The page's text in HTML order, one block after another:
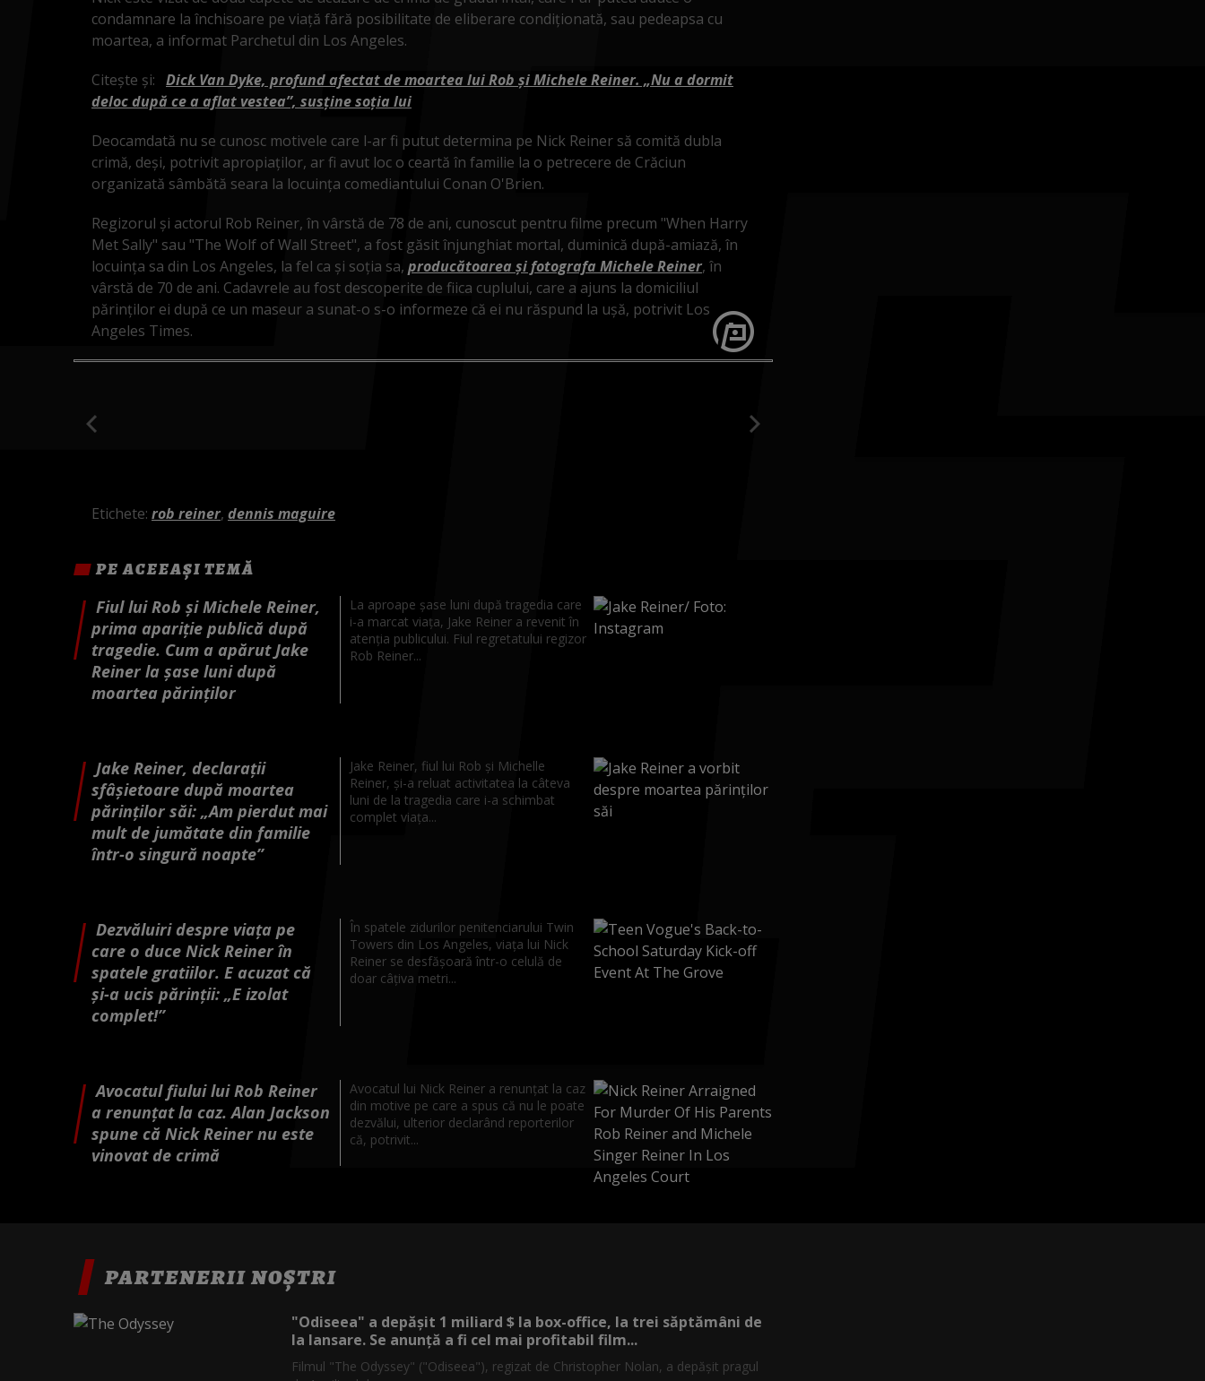
condamnare la închisoare pe viaţă fără posibilitate de eliberare condiţionată, sau pedeapsa cu
moartea, a informat Parchetul din Los Angeles.
Citește și: Dick Van Dyke, profund afectat de moartea lui Rob și Michele Reiner. „Nu a dormit
deloc după ce a aflat vestea”, susține soția lui
Deocamdată nu se cunosc motivele care l-ar fi putut determina pe Nick Reiner să comită dubla
crimă, deşi, potrivit apropiaţilor, ar fi avut loc o ceartă în familie la o petrecere de Crăciun
organizată sâmbătă seara la locuinţa comediantului Conan O'Brien.
Regizorul şi actorul Rob Reiner, în vârstă de 78 de ani, cunoscut pentru filme precum "When Harry
Met Sally" sau "The Wolf of Wall Street", a fost găsit înjunghiat mortal, duminică după-amiază, în
locuinţa sa din Los Angeles, la fel ca şi soţia sa, producătoarea şi fotografa Michele Reiner, în
vârstă de 70 de ani. Cadavrele au fost descoperite de fiica cuplului, care a ajuns la domiciliul
părinţilor ei după ce un maseur a sunat-o s-o informeze că ei nu răspund la uşă, potrivit Los
Angeles Times.
Etichete: rob reiner, dennis maguire
PE ACEEAȘI TEMĂ
Fiul lui Rob și Michele Reiner,
prima apariție publică după
tragedie. Cum a apărut Jake
Reiner la șase luni după
moartea părinților
La aproape șase luni după tragedia care
i-a marcat viața, Jake Reiner a revenit în
atenția publicului. Fiul regretatului regizor
Rob Reiner...
Jake Reiner, declarații
sfâșietoare după moartea
părinților săi: „Am pierdut mai
mult de jumătate din familie
într-o singură noapte”
Jake Reiner, fiul lui Rob și Michelle
Reiner, și-a reluat activitatea la câteva
luni de la tragedia care i-a schimbat
complet viața...
Dezvăluiri despre viața pe
care o duce Nick Reiner în
spatele gratiilor. E acuzat că
și-a ucis părinții: „E izolat
complet!”
În spatele zidurilor penitenciarului Twin
Towers din Los Angeles, viața lui Nick
Reiner se desfășoară într-o celulă de
doar câțiva metri...
Avocatul fiului lui Rob Reiner
a renunţat la caz. Alan Jackson
spune că Nick Reiner nu este
vinovat de crimă
Avocatul lui Nick Reiner a renunţat la caz
din motive pe care a spus că nu le poate
dezvălui, ulterior declarând reporterilor
că, potrivit...
PARTENERII NOȘTRI
"Odiseea" a depășit 1 miliard $ la box-office, la trei săptămâni de
la lansare. Se anunță a fi cel mai profitabil film...
Filmul "The Odyssey" ("Odiseea"), regizat de Christopher Nolan, a depăşit pragul